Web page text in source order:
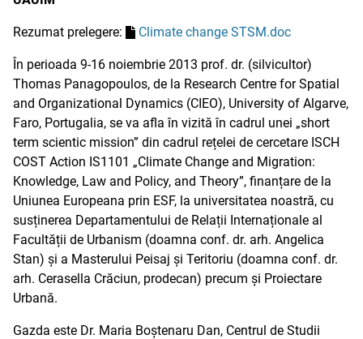
Rezumat prelegere: Climate change STSM.doc
În perioada 9-16 noiembrie 2013 prof. dr. (silvicultor)
Thomas Panagopoulos, de la Research Centre for Spatial
and Organizational Dynamics (CIEO), University of Algarve,
Faro, Portugalia, se va afla în vizită în cadrul unei „short
term scientic mission” din cadrul rețelei de cercetare ISCH
COST Action IS1101 „Climate Change and Migration:
Knowledge, Law and Policy, and Theory”, finanțare de la
Uniunea Europeana prin ESF, la universitatea noastră, cu
susținerea Departamentului de Relații Internaționale al
Facultății de Urbanism (doamna conf. dr. arh. Angelica
Stan) și a Masterului Peisaj și Teritoriu (doamna conf. dr.
arh. Cerasella Crăciun, prodecan) precum și Proiectare
Urbană.
Gazda este Dr. Maria Boștenaru Dan, Centrul de Studii